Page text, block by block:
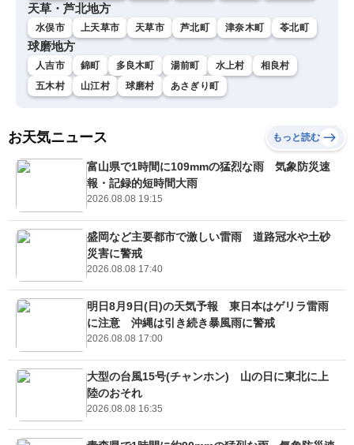
天草・芦北地方
水俣市 上天草市 天草市 芦北町 津奈木町 苓北町
球磨地方
人吉市 錦町 多良木町 湯前町 水上村
相良村
五木村
山江村 球磨村 あさぎり町
お天気ニュース もっと読む
富山県で1時間に109mmの猛烈な雨 気象防災速
報・記録的短時間大雨
2026.08.08 19:15
盛岡など主要都市で激しい雷雨 道路冠水や土砂
災害に警戒
2026.08.08 17:40
明日8月9日(日)の天気予報 東日本はゲリラ雷雨
に注意 沖縄は引き続き暴風雨に警戒
2026.08.08 17:00
大型の台風15号(チャンホン) 山の日に東北に上
陸のおそれ
2026.08.08 16:35